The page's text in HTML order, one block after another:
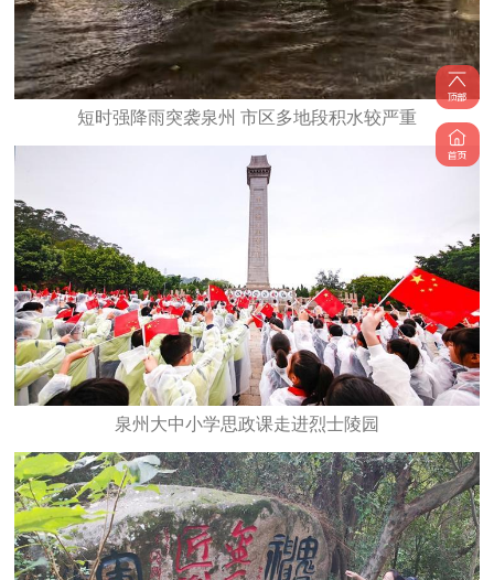
短时强降雨突袭泉州 市区多地段积水较严重
泉州大中小学思政课走进烈士陵园